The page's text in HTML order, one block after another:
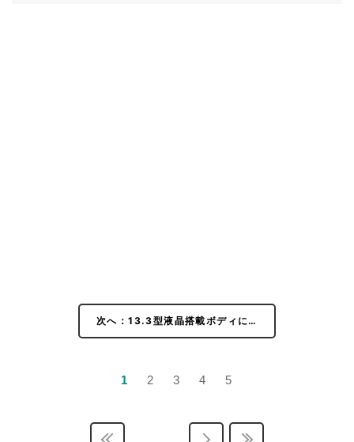
次へ：13.3型液晶搭載ボディに…
1 2 3 4 5